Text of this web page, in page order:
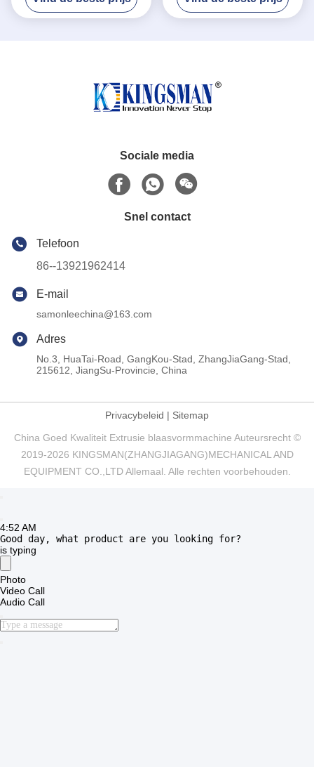
Multiholteinjectie Vormen
Vind de beste prijs
voor HDPE pp
Voorvormeninjectie
Vind de beste prijs
Sociale media
Telefoon
86--13921962414
E-mail
samonleechina@163.com
Adres
Privacybeleid|Sitemap
China Goed Kwaliteit Extrusie blaasvormmachine Auteursrecht ©
2019-2026 KINGSMAN(ZHANGJIAGANG)MECHANICAL AND
4:52 AM
Good day, what product are you looking for?
is typing
Photo
Audio Call